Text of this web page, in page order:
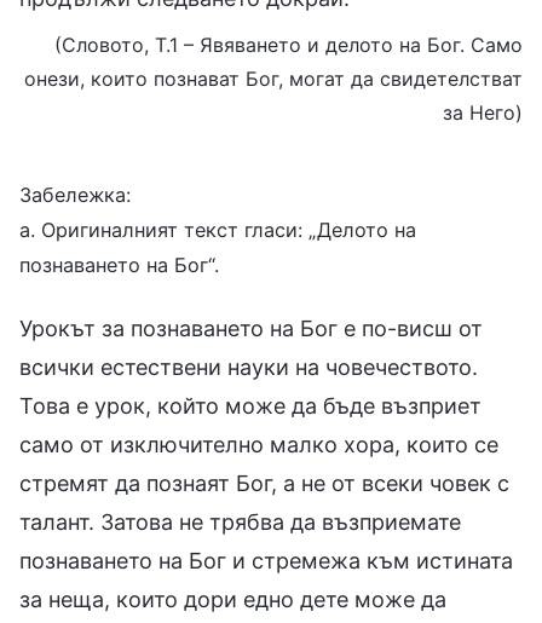
(Словото, Т.1 – Явяването и делото на Бог. Само
онези, които познават Бог, могат да свидетелстват
за Него)
Забележка:
а. Оригиналният текст гласи: „Делото на
познаването на Бог“.
Урокът за познаването на Бог е по-висш от
всички естествени науки на човечеството.
Това е урок, който може да бъде възприет
само от изключително малко хора, които се
стремят да познаят Бог, а не от всеки човек с
талант. Затова не трябва да възприемате
познаването на Бог и стремежа към истината
за неща, които дори едно дете може да